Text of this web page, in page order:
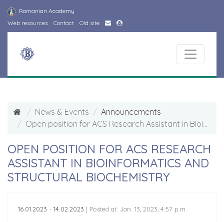
Romanian Academy
Web resources
Contact Old site
News & Events
Announcements
Open position for ACS Research Assistant in Bioinformatics and Structural Biochemistry
OPEN POSITION FOR ACS RESEARCH
ASSISTANT IN BIOINFORMATICS AND
STRUCTURAL BIOCHEMISTRY
16.01.2023 - 14.02.2023 | Posted at: Jan. 13, 2023, 4:57 p.m.